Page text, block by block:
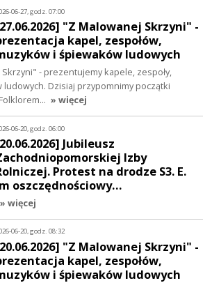
06-27, godz. 07:00
"Z Malowanej Skrzyni" -
kapel, zespołów,
i śpiewaków ludowych
- prezentujemy kapele, zespoły,
Dzisiaj przypomnimy początki
» więcej
06-20, godz. 06:00
Jubileusz
Izby
Protest na drodze S3. E.
oszczędnościowy…
» więcej
06-20, godz. 08:32
"Z Malowanej Skrzyni" -
kapel, zespołów,
i śpiewaków ludowych